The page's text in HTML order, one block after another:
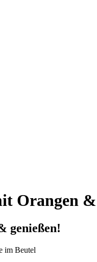
Orangen
genießen!
im Beutel